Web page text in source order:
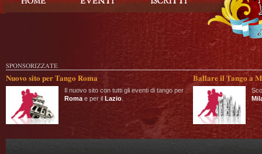
SPONSORIZZATE
Nuovo sito per Tango Roma
Il nuovo sito con tutti gli eventi di tango per
Roma e per il Lazio
Ballare il Tango a